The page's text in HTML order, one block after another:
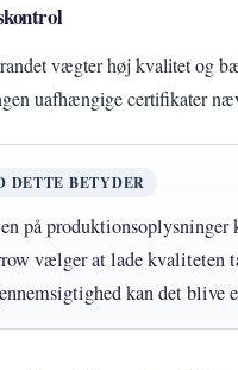
vægter høj kvalitet og
uafhængige certifikater
DETTE BETYDER
på produktionsoplysninger
vælger at lade kvaliteten
kan det blive